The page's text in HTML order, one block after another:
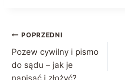
Nawigacja
wpisu
POPRZEDNI
Pozew cywilny i pismo
do sądu – jak je
napisać i złożyć?